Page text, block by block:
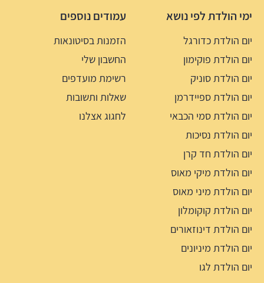
ימי הולדת לפי נושא
יום הולדת כדורגל
יום הולדת פוקימון
יום הולדת סוניק
יום הולדת ספיידרמן
יום הולדת סמי הכבאי
יום הולדת נסיכות
יום הולדת חד קרן
יום הולדת מיקי מאוס
יום הולדת מיני מאוס
יום הולדת קוקומלון
יום הולדת דינוזאורים
יום הולדת מיניונים
יום הולדת לגו
עמודים נוספים
הזמנות בסיטונאות
החשבון שלי
רשימת מועדפים
שאלות ותשובות
לחגוג אצלנו